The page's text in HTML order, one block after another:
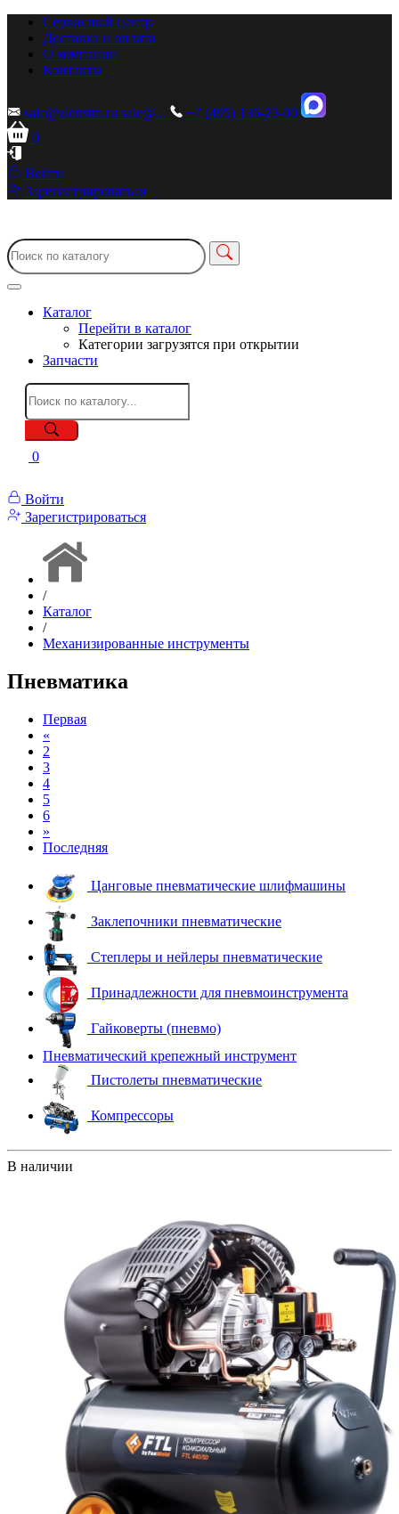
Сервисный центр
Доставка и оплата
О компании
Контакты
sale@zionstm.ru sale@...
+7 (495) 136-23-00
0
Войти
Зарегистрироваться
Каталог
Перейти в каталог
Категории загрузятся при открытии
Запчасти
0
Войти
Зарегистрироваться
/
Каталог
/
Механизированные инструменты
Пневматика
Первая
«
2
3
4
5
6
»
Последняя
Цанговые пневматические шлифмашины
Заклепочники пневматические
Степлеры и нейлеры пневматические
Принадлежности для пневмоинструмента
Гайковерты (пневмо)
Пневматический крепежный инструмент
Пистолеты пневматические
Компрессоры
В наличии